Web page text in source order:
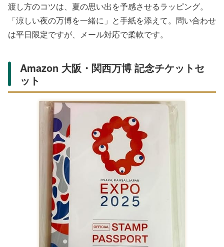
渡し方のコツは、夏の思い出を予感させるラッピング。
「涼しい夜の万博を一緒に」と手紙を添えて。問い合わせ
は平日限定ですが、メール対応で柔軟です。
Amazon 大阪・関西万博 記念チケットセ
ット